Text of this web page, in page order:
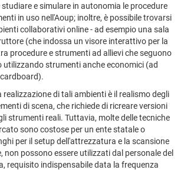
e simulare in autonomia le procedure
in uso nell'Aoup; inoltre, è possibile trovarsi
collaborativi online - ad esempio una sala
(che indossa un visore interattivo per la
procedure e strumenti ad allievi che seguono
utilizzando strumenti anche economici (ad
realizzazione di tali ambienti è il realismo degli
di scena, che richiede di ricreare versioni
strumenti reali. Tuttavia, molte delle tecniche
sono costose per un ente statale o
per il setup dell'attrezzatura e la scansione
non possono essere utilizzati dal personale del
requisito indispensabile data la frequenza